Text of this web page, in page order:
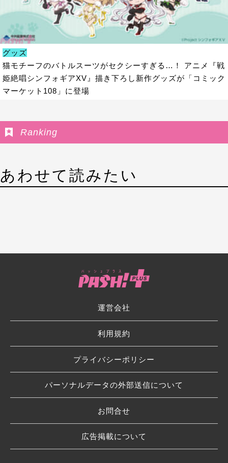
グッズ
猫モチーフのバトルスーツがセクシーすぎる…！ アニメ『戦
姫絶唱シンフォギアXV』描き下ろし新作グッズが「コミック
マーケット108」に登場
Ranking
あわせて読みたい
運営会社
利用規約
プライバシーポリシー
パーソナルデータの外部送信について
お問合せ
広告掲載について